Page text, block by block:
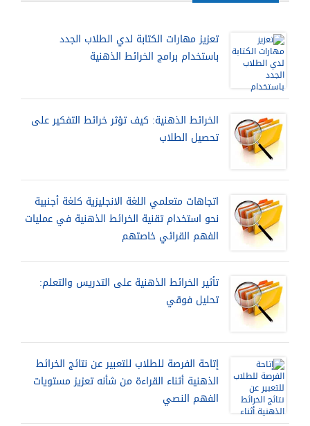
تعزيز مهارات الكتابة لدي الطلاب الجدد
باستخدام برامج الخرائط الذهنية
الخرائط الذهنية: كيف تؤثر خرائط التفكير على
تحصيل الطلاب
اتجاهات متعلمي اللغة الانجليزية كلغة أجنبية
نحو استخدام تقنية الخرائط الذهنية في عمليات
الفهم القرائي خاصتهم
تأثير الخرائط الذهنية على التدريس والتعلم:
تحليل فوقي
إتاحة الفرصة للطلاب للتعبير عن نتائج الخرائط
الذهنية أثناء القراءة من شأنه تعزيز مستويات
الفهم النصي